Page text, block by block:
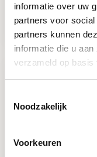
informatie over uw
partners voor
partners kunnen
informatie die u
verzameld op
Noodzakelijk
Voorkeuren
Calex multipendel